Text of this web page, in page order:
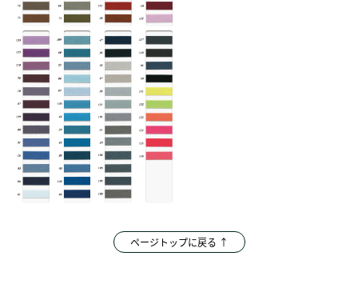
ページトップに戻る ↑